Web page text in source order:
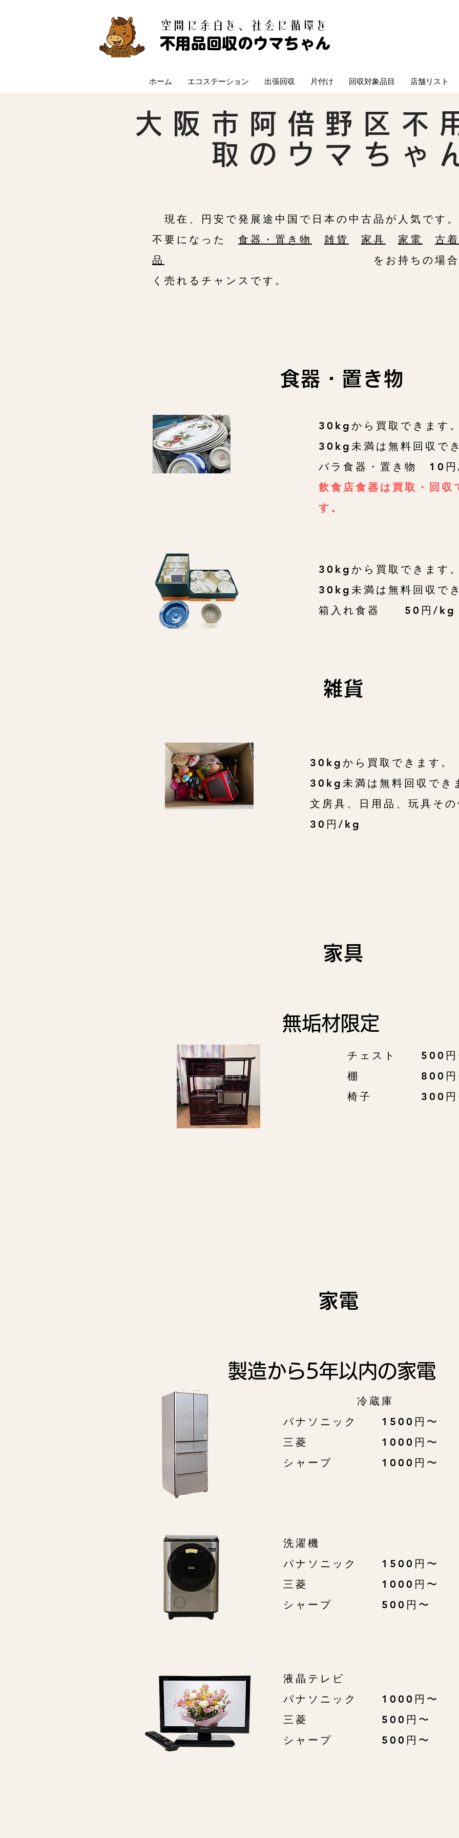
​空間に余白を、社会に循環を
不用品回収のウマちゃん
ホーム エコステーション 出張回収 片付け 回収対象品目 店舗リスト
大阪市阿倍野区不
取のウマちゃ
現在、円安で発展途中国で日本の中古品が人気です。
不要になった 食器​・置き物 雑貨 家具 家電 古着
品
をお持ちの場合は今
く売れるチャンスです。
食器・置き物
30kgから買取できます。
30kg未満は無料回収でき
バラ食器・置き物 10
飲食店食器は買取・回収
す。
30kgから買取できます。
30kg未満は無料回収でき
箱入れ食器 50円/kg
雑貨
30kgから買取できます。
30kg未満は無料回収でき
文房具、日用品、玩具そ
30円/kg
家具
無垢材限定
チェスト 500円
棚 800円
椅子 300円
家電
製造から5年以内の家電
冷蔵庫
パナソニック 1500円〜
三菱 1000円〜
​シャープ 1000円〜
洗濯機
パナソニック 1500円〜
三菱 1000円〜
​シャープ 500円〜
液晶テレビ
パナソニック 1000円〜
三菱 500円〜
​シャープ 500円〜